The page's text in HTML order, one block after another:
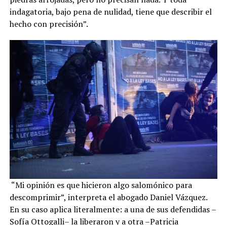
indagatoria, bajo pena de nulidad, tiene que describir el
hecho con precisión”.
“Mi opinión es que hicieron algo salomónico para
descomprimir”, interpreta el abogado Daniel Vázquez.
En su caso aplica literalmente: a una de sus defendidas –
Sofía Ottogalli– la liberaron y a otra –Patricia